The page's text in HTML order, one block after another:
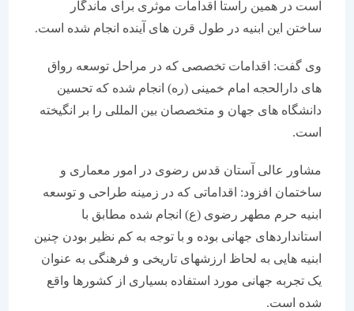
است در همین راستا اقدامات موثری برای ماندگار
ساختن این ابنیه در طول قرن های آینده انجام شده است.
وی گفت: اقدامات تخصصی که در مراحل توسعه رواق
های دارالحجه امام خمینی (ره) انجام شده که تحسین
دانشگاه های جهان و متخصصان بین المللی را بر انگیخته
مشاور عالی آستان قدس رضوی در امور معماری و
ساختمان افزود: اقداماتی که در زمینه طراحی و توسعه
ابنیه حرم مطهر رضوی (ع) انجام شده مطابق با
استانداردهای جهانی بوده و با توجه به کم نظیر بودن چنین
ابنیه هایی به لحاظ ارزشهای تاریخی و فرهنگی به عنوان
یک تجربه جهانی مورد استفاده بسیاری از کشورها واقع
شده است.